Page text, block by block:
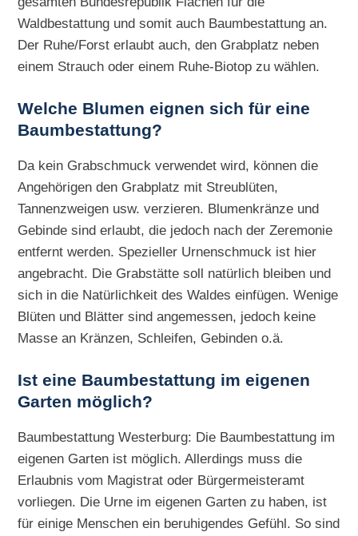
Waldbestattung und somit auch Baumbestattung an.
Der Ruhe/Forst erlaubt auch, den Grabplatz neben
einem Strauch oder einem Ruhe-Biotop zu wählen.
Welche Blumen eignen sich für eine
Baumbestattung?
Da kein Grabschmuck verwendet wird, können die
Angehörigen den Grabplatz mit Streublüten,
Tannenzweigen usw. verzieren. Blumenkränze und
Gebinde sind erlaubt, die jedoch nach der Zeremonie
entfernt werden. Spezieller Urnenschmuck ist hier
angebracht. Die Grabstätte soll natürlich bleiben und
sich in die Natürlichkeit des Waldes einfügen. Wenige
Blüten und Blätter sind angemessen, jedoch keine
Masse an Kränzen, Schleifen, Gebinden o.ä.
Ist eine Baumbestattung im eigenen
Garten möglich?
Baumbestattung Westerburg: Die Baumbestattung im
eigenen Garten ist möglich. Allerdings muss die
Erlaubnis vom Magistrat oder Bürgermeisteramt
vorliegen. Die Urne im eigenen Garten zu haben, ist
für einige Menschen ein beruhigendes Gefühl. So sind